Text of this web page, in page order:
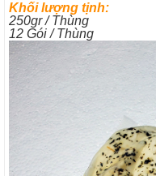
Khối lượng tịnh:
250gr / Thùng
12 Gói / Thùng